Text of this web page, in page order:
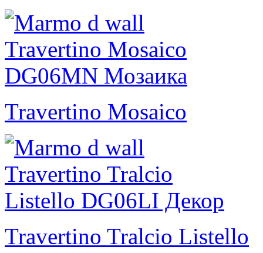
Travertino Mosaico
Travertino Tralcio Listello